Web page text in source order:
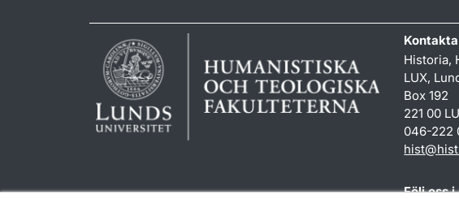
Historia,
LUX,
Box 192
221 00
046-222
hist@
Följ oss